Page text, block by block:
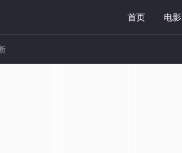
首页 电影